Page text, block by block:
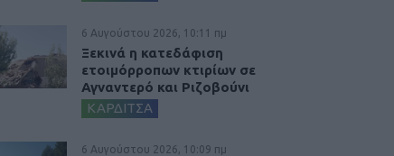
6 Αυγούστου 2026, 10:11 πμ
Ξεκινά η κατεδάφιση
ετοιμόρροπων κτιρίων σε
Αγναντερό και Ριζοβούνι
ΚΑΡΔΙΤΣΑ
6 Αυγούστου 2026, 10:09 πμ